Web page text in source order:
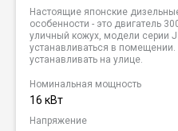
Настоящие японские
особенности - это двигатель
уличный кожух, модели серии
устанавливаться в
устанавливать на улице.
Номинальная мощность
16 кВт
Напряжение